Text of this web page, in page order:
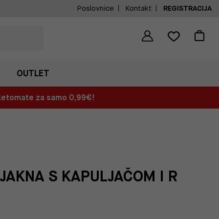
Poslovnice Kontakt REGISTRACIJA
OUTLET
za samo 0,99€!
S KAPULJAČOM I R